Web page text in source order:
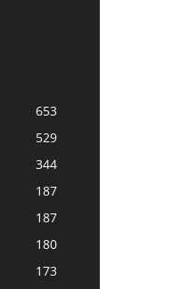
653
529
344
187
187
180
173